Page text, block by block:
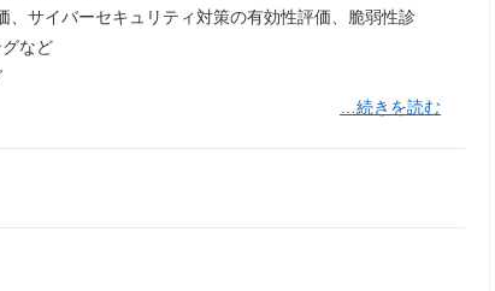
、サイバーセキュリティ対策の有効性評価、脆弱性診
など
…続きを読む